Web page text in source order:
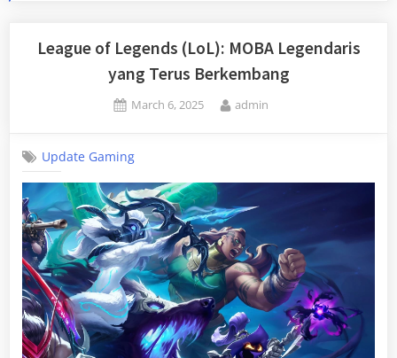
League of Legends (LoL): MOBA Legendaris
yang Terus Berkembang
Posted
March 6, 2025 By
admin
Update Gaming